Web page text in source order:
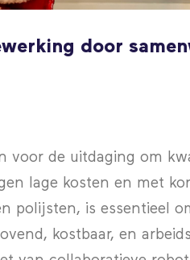
door
voor de uitdaging om
lage kosten en met
polijsten, is essentieel
kostbaar, en